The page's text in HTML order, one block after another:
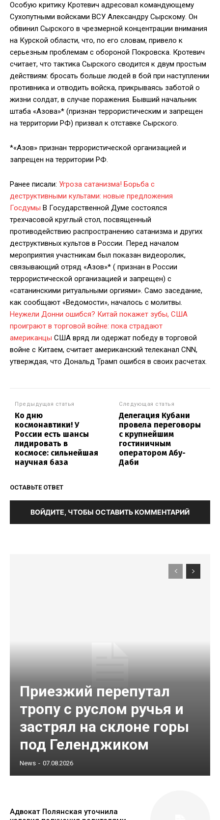
Особую критику Кротевич адресовал командующему
Сухопутными войсками ВСУ Александру Сырскому. Он
обвинил Сырского в чрезмерной концентрации внимания
на Курской области, что, по его словам, привело к
серьезным проблемам с обороной Покровска. Кротевич
считает, что тактика Сырского сводится к двум простым
действиям: бросать больше людей в бой при наступлении
противника и отводить войска, прикрываясь заботой о
жизни солдат, в случае поражения. Бывший начальник
штаба «Азова»* (признан террористическим и запрещен
на территории РФ) призвал к отставке Сырского.
*«Азов» признан террористической организацией и
запрещен на территории РФ.
Ранее писали: Угроза сатанизма! Борьба с
деструктивными культами: новые предложения
Госдумы В Государственной Думе состоялся
трехчасовой круглый стол, посвященный
противодействию распространению сатанизма и других
деструктивных культов в России. Перед началом
мероприятия участникам был показан видеоролик,
связывающий отряд «Азов»* ( признан в России
террористической организацией и запрещен) с
«сатанинскими ритуальными оргиями». Само заседание,
как сообщают «Ведомости», началось с молитвы.
Неужели Донни ошибся? Китай покажет зубы, США
проиграют в торговой войне: пока страдают
американцы США вряд ли одержат победу в торговой
войне с Китаем, считает американский телеканал CNN,
утверждая, что Дональд Трамп ошибся в своих расчетах.
Предыдущая статья
Ко дню
космонавтики! У
России есть шансы
лидировать в
космосе: сильнейшая
научная база
Следующая статья
Делегация Кубани
провела переговоры
с крупнейшим
гостиничным
оператором Абу-
Даби
ОСТАВЬТЕ ОТВЕТ
ВОЙДИТЕ, ЧТОБЫ ОСТАВИТЬ КОММЕНТАРИЙ
Приезжий перепутал
тропу с руслом ручья и
застрял на склоне горы
под Геленджиком
News - 07.08.2026
Адвокат Полянская уточнила